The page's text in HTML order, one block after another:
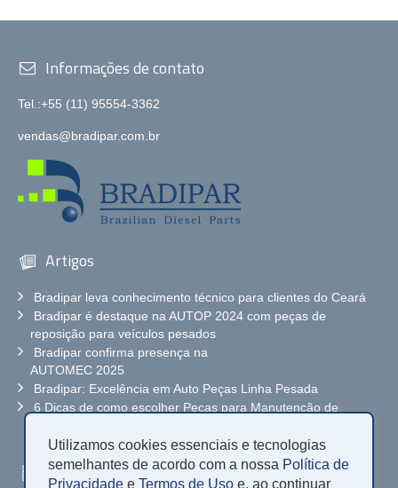
Informações de contato
Tel.:+55 (11) 95554-3362
vendas@bradipar.com.br
Artigos
Bradipar leva conhecimento técnico para clientes do Ceará
Bradipar é destaque na AUTOP 2024 com peças de
reposição para veículos pesados
Bradipar confirma presença na
AUTOMEC 2025
Bradipar: Excelência em Auto Peças Linha Pesada
6 Dicas de como escolher Peças para Manutenção de
Solicite orçamento
Utilizamos cookies essenciais e tecnologias
semelhantes de acordo com a nossa Política de
Privacidadee Termos de Usoe, ao continuar